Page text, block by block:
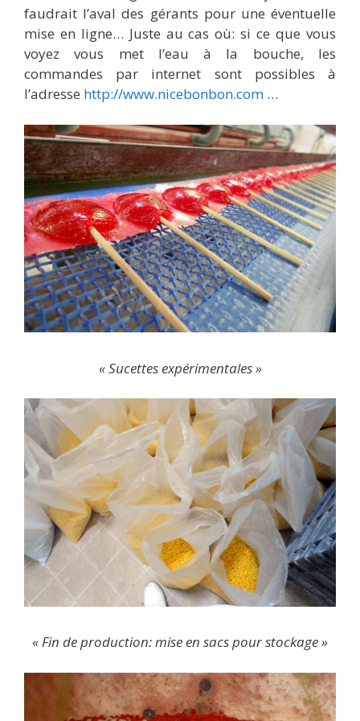
faudrait l’aval des gérants pour une éventuelle
mise en ligne… Juste au cas où: si ce que vous
voyez vous met l’eau à la bouche, les
commandes par internet sont possibles à
l’adresse http://www.nicebonbon.com …
« Sucettes expérimentales »
« Fin de production: mise en sacs pour stockage »